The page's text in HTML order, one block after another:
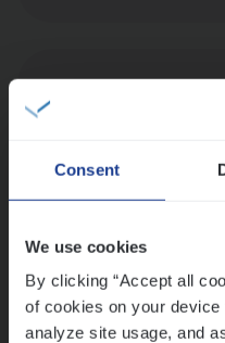
Consent
We use cookies
By clicking “Accept all
of cookies on your
analyze site usage, and
(Agi­le)ITPro­ject
IT, Change & Innovation
Antwerpen
Lees onze verhalen
Meer dan collega’s: hoe
versterken